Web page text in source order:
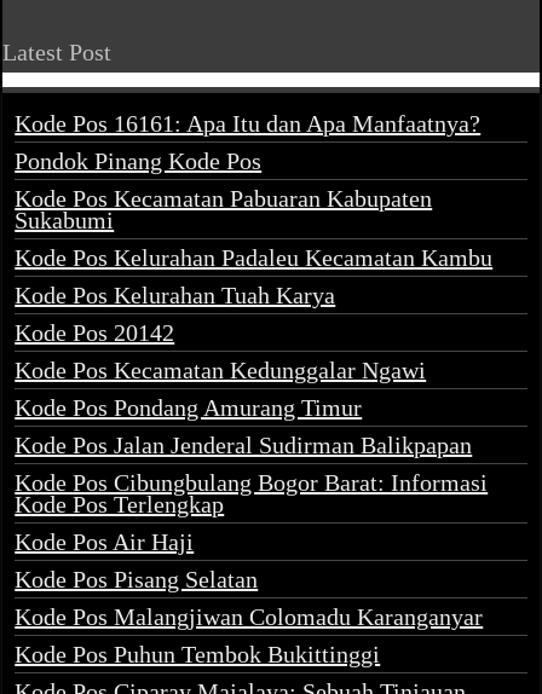
Latest Post
Kode Pos 16161: Apa Itu dan Apa Manfaatnya?
Pondok Pinang Kode Pos
Kode Pos Kecamatan Pabuaran Kabupaten
Sukabumi
Kode Pos Kelurahan Padaleu Kecamatan Kambu
Kode Pos Kelurahan Tuah Karya
Kode Pos 20142
Kode Pos Kecamatan Kedunggalar Ngawi
Kode Pos Pondang Amurang Timur
Kode Pos Jalan Jenderal Sudirman Balikpapan
Kode Pos Cibungbulang Bogor Barat: Informasi
Kode Pos Terlengkap
Kode Pos Air Haji
Kode Pos Pisang Selatan
Kode Pos Malangjiwan Colomadu Karanganyar
Kode Pos Puhun Tembok Bukittinggi